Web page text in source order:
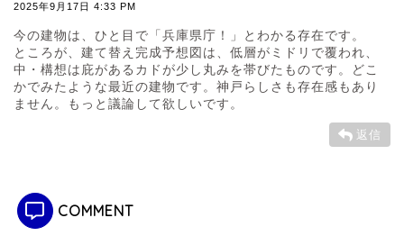
2025年9月17日 4:33 PM
今の建物は、ひと目で「兵庫県庁！」とわかる存在です。
ところが、建て替え完成予想図は、低層がミドリで覆われ、
中・構想は庇があるカドが少し丸みを帯びたものです。どこ
かでみたような最近の建物です。神戸らしさも存在感もあり
ません。もっと議論して欲しいです。
返信
COMMENT